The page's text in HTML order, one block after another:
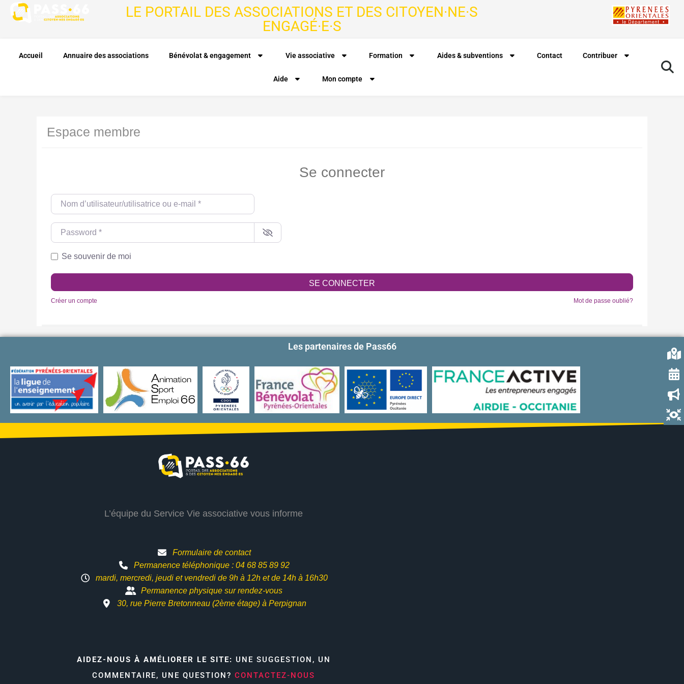
LE PORTAIL DES ASSOCIATIONS ET DES CITOYEN·NE·S
ENGAGÉ·E·S
Accueil Annuaire des associations Bénévolat & engagement Vie associative Formation Aides & subventions Contact Contribuer
Aide Mon compte
Espace membre
Se connecter
Nom d’utilisateur/utilisatrice ou e-mail
Password
Se souvenir de moi
SE CONNECTER
Créer un compte Mot de passe oublié?
Les partenaires de Pass66
L’équipe du Service Vie associative vous informe
Formulaire de contact
Permanence téléphonique : 04 68 85 89 92
mardi, mercredi, jeudi et vendredi de 9h à 12h etde 14h à 16h30
Permanence physique sur rendez-vous
30, rue Pierre Bretonneau (2ème étage) à Perpignan
AIDEZ-NOUS À AMÉLIORER LE SITE: UNE SUGGESTION, UN
COMMENTAIRE, UNE QUESTION? CONTACTEZ-NOUS